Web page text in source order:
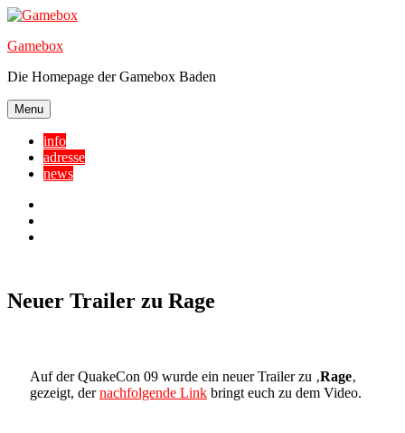
Skip
content
Gamebox
Die Homepage der Gamebox Baden
Menu
info
adresse
news
Neuer Trailer zu Rage
Auf der QuakeCon 09 wurde ein neuer Trailer zu ‚Rage‚
gezeigt, dernachfolgende Link bringt euch zu dem Video.